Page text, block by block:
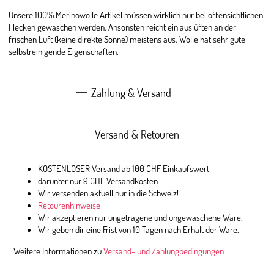
Unsere 100% Merinowolle Artikel müssen wirklich nur bei offensichtlichen
Flecken gewaschen werden. Ansonsten reicht ein auslüften an der
frischen Luft (keine direkte Sonne) meistens aus. Wolle hat sehr gute
selbstreinigende Eigenschaften.
Zahlung & Versand
Versand & Retouren
KOSTENLOSER Versand ab 100 CHF Einkaufswert
darunter nur 9 CHF Versandkosten
Wir versenden aktuell nur in die Schweiz!
Retourenhinweise
Wir akzeptieren nur ungetragene und ungewaschene Ware.
Wir geben dir eine Frist von 10 Tagen nach Erhalt der Ware.
Weitere Informationen zuVersand- und Zahlungbedingungen